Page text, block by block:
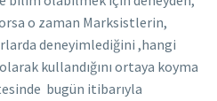
o zaman Marksistlerin,
deneyimlediğini ,hangi
kullandığını ortaya koyma
bugün itibarıyla